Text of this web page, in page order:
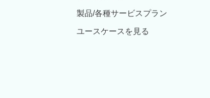
製品/各種サービスプラン
ユースケースを見る